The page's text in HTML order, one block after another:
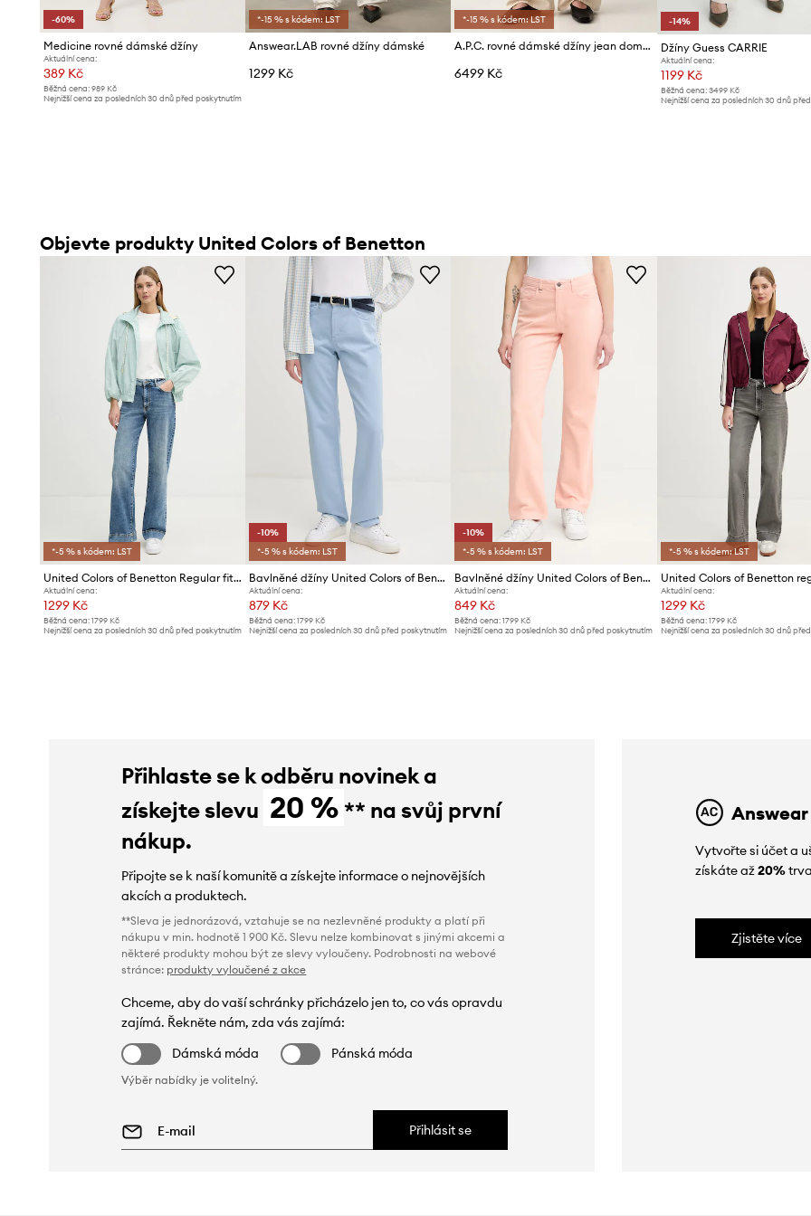
-60%
Medicine rovné dámské džíny
Aktuální cena:
389 Kč
Běžná cena: 989 Kč
Nejnižší cena za posledních 30 dnů před poskytnutím
*-15 % s kódem: LST
Answear.LAB rovné džíny dámské
1299 Kč
*-15 % s kódem: LST
A.P.C. rovné dámské džíny jean domino
6499 Kč
-14%
Džíny Guess CARRIE
Aktuální cena:
1199 Kč
Běžná cena: 3499 Kč
Nejnižší cena za posledních 30 dnů
Objevte produkty United Colors of Benetton
*-5 % s kódem: LST
United Colors of Benetton Regular fit džíny dámské
Aktuální cena:
1299 Kč
Běžná cena: 1799 Kč
Nejnižší cena za posledních 30 dnů před poskytnutím
-10%
*-5 % s kódem: LST
Bavlněné džíny United Colors of Benetton
Aktuální cena:
879 Kč
Běžná cena:1799 Kč
Nejnižší cena za posledních 30 dnů před poskytnutím
-10%
*-5 % s kódem: LST
Bavlněné džíny United Colors of Benetton
Aktuální cena:
849 Kč
Běžná cena: 1799 Kč
Nejnižší cena za posledních 30 dnů před poskytnutím
*-5 % s kódem: LST
Aktuální cena:
1299 Kč
Běžná cena: 1799 Kč
Nejnižší cena za posledních 30 dnů
Přihlaste se k odběru novinek a
získejte slevu 20 % ** na svůj první
nákup.
Připojte se k naší komunitě a získejte informace o nejnovějších
akcích a produktech.
**Sleva je jednorázová, vztahuje se na nezlevněné produkty a platí při
nákupu v min. hodnotě 1 900 Kč. Slevu nelze kombinovat s jinými akcemi a
některé produkty mohou být ze slevy vyloučeny. Podrobnosti na webové
stránce: produkty vyloučené z akce
Chceme, aby do vaší schránky přicházelo jen to, co vás opravdu
zajímá. Řekněte nám, zda vás zajímá:
Dámská móda
Pánská móda
Výběr nabídky je volitelný.
Přihlásit se
Vytvořte si účet a
získáte až20%
Zjistěte více